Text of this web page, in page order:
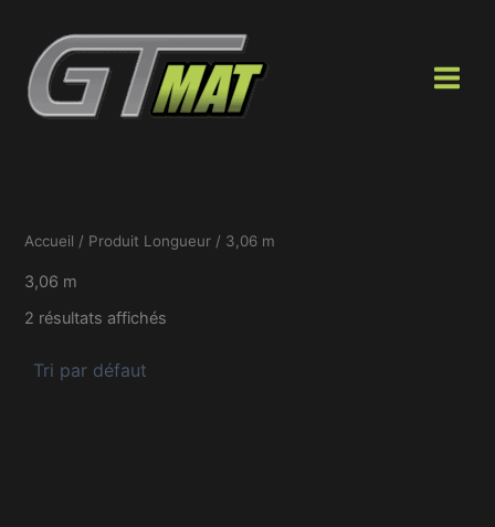
contenu
Accueil / Produit Longueur / 3,06 m
3,06 m
2 résultats affichés